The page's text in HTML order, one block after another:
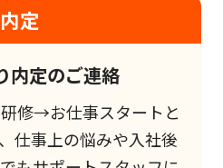
内定
内定のご連絡
修→お仕事スタートと
仕事上の悩みや入社後